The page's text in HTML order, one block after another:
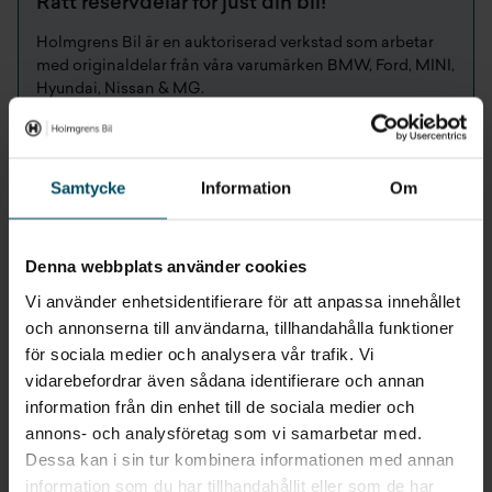
Samtycke Information Om
Denna webbplats använder cookies
Vi använder enhetsidentifierare för att anpassa innehållet
och annonserna till användarna, tillhandahålla funktioner
för sociala medier och analysera vår trafik. Vi
vidarebefordrar även sådana identifierare och annan
information från din enhet till de sociala medier och
annons- och analysföretag som vi samarbetar med.
Dessa kan i sin tur kombinera informationen med annan
information som du har tillhandahållit eller som de har
Holmgrens Bil är en auktoriserad verkstad som arbetar
med originaldelar från våra varumärken BMW, Ford, MINI,
Hyundai, Nissan & MG.
Fördelar med köpa bildelar hos oss
Original reservdelar
Expertkompetens på våra egna varumärken
returvillkor
Kontakta våra reservdelsavdelningar
VÄLJ STAD FÖR ATT SE KONTAKTUPPGIFTER